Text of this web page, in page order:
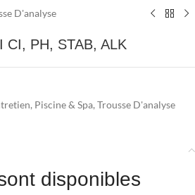
D'analyse
CI, PH, STAB, ALK
, Piscine & Spa, Trousse D'analyse
disponibles